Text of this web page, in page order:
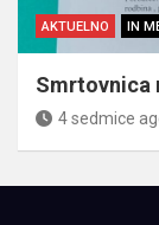
AKTUELNO IN
Smrtovnica
4 sedmice